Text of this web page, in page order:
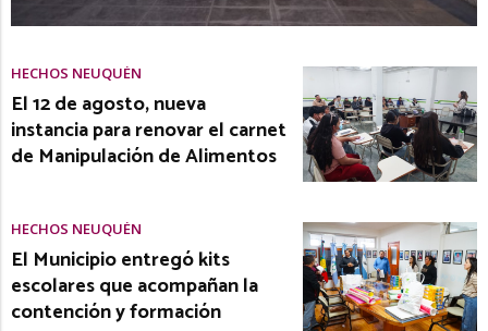
HECHOS NEUQUÉN
El 12 de agosto, nueva
instancia para renovar el carnet
de Manipulación de Alimentos
HECHOS NEUQUÉN
El Municipio entregó kits
escolares que acompañan la
contención y formación